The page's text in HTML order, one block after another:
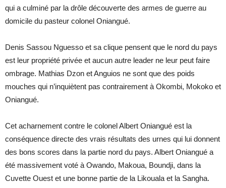
qui a culminé par la drôle découverte des armes de guerre au
domicile du pasteur colonel Oniangué.
Denis Sassou Nguesso et sa clique pensent que le nord du pays
est leur propriété privée et aucun autre leader ne leur peut faire
ombrage. Mathias Dzon et Anguios ne sont que des poids
mouches qui n’inquiètent pas contrairement à Okombi, Mokoko et
Oniangué.
Cet acharnement contre le colonel Albert Oniangué est la
conséquence directe des vrais résultats des urnes qui lui donnent
des bons scores dans la partie nord du pays. Albert Oniangué a
été massivement voté à Owando, Makoua, Boundji, dans la
Cuvette Ouest et une bonne partie de la Likouala et la Sangha.